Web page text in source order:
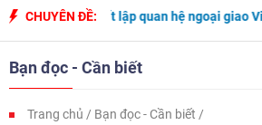
CHUYÊN ĐỀ:
ngày thiết lập quan hệ ngoại giao Việt Nam
Bạn đọc - Cần biết
Trang chủ Bạn đọc - Cần biết